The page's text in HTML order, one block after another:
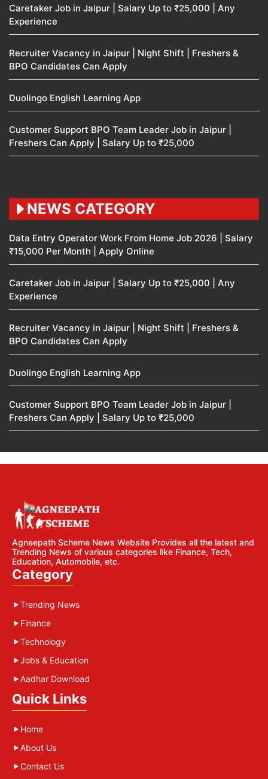
Caretaker Job in Jaipur | Salary Up to ₹25,000 | Any
Experience
Recruiter Vacancy in Jaipur | Night Shift | Freshers &
BPO Candidates Can Apply
Duolingo English Learning App
Customer Support BPO Team Leader Job in Jaipur |
Freshers Can Apply | Salary Up to ₹25,000
NEWS CATEGORY
Data Entry Operator Work From Home Job 2026 | Salary
₹15,000 Per Month | Apply Online
Caretaker Job in Jaipur | Salary Up to ₹25,000 | Any
Experience
Recruiter Vacancy in Jaipur | Night Shift | Freshers &
BPO Candidates Can Apply
Duolingo English Learning App
Customer Support BPO Team Leader Job in Jaipur |
Freshers Can Apply | Salary Up to ₹25,000
Agneepath Scheme News Website Provides all the latest and
Trending News of various categories like Finance, Tech,
Education, Automobile, etc.
Category
Trending News
Finance
Technology
Jobs & Education
Aadhar Download
Quick Links
Home
About Us
Contact Us